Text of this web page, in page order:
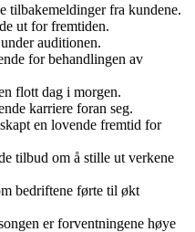
tilbakemeldinger fra kundene.
ut for fremtiden.
auditionen.
for behandlingen av
flott dag i morgen.
karriere foran seg.
en lovende fremtid for
tilbud om å stille ut verkene
bedriftene førte til økt
er forventningene høye